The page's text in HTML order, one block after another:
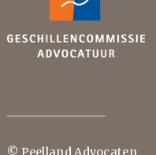
© Peelland Advocaten